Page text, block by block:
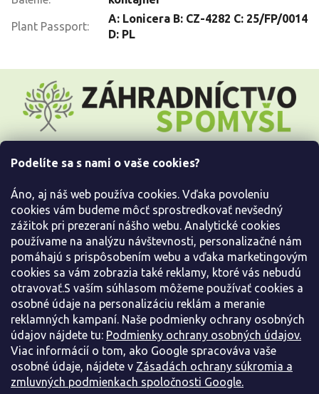
Podelíte sa s nami o vaše cookies?
Áno, aj náš web používa cookies. Vďaka povoleniu
cookies vám budeme môcť sprostredkovať nevšedný
zážitok pri prezeraní nášho webu. Analytické cookies
používame na analýzu návštevnosti, personalizačné nám
pomáhajú s prispôsobením webu a vďaka marketingovým
cookies sa vám zobrazia také reklamy, ktoré vás nebudú
otravovať.S vaším súhlasom môžeme používať cookies a
osobné údaje na personalizáciu reklám a meranie
reklamných kampaní. Naše podmienky ochrany osobných
údajov nájdete tu: Podmienky ochrany osobných údajov.
Viac informácií o tom, ako Google spracováva vaše
osobné údaje, nájdete v Zásadách ochrany súkromia a
zmluvných podmienkach spoločnosti Google.
Plant Passport:
A: Lonicera B: CZ-4282 C: 25/FP/0014
D: PL
t
Informácie pre Vás
Kontaktujte nás